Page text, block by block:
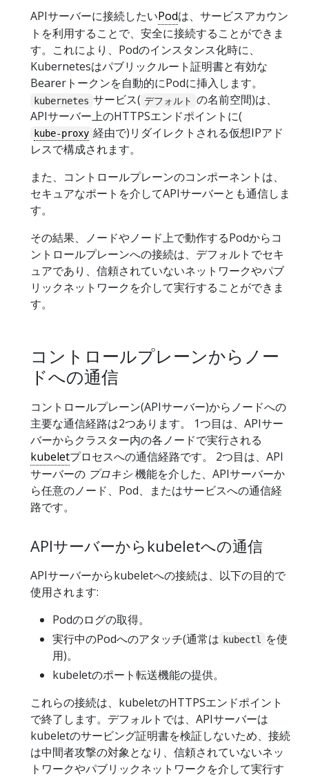
APIサーバーに接続したいPodは、サービスアカウン
トを利用することで、安全に接続することができま
す。これにより、Podのインスタンス化時に、
Kubernetesはパブリックルート証明書と有効な
Bearerトークンを自動的にPodに挿入します。
kubernetes サービス( デフォルト の名前空間)は、
APIサーバー上のHTTPSエンドポイントに(
kube-proxy 経由で)リダイレクトされる仮想IPアド
レスで構成されます。
また、コントロールプレーンのコンポーネントは、
セキュアなポートを介してAPIサーバーとも通信しま
す。
その結果、ノードやノード上で動作するPodからコ
ントロールプレーンへの接続は、デフォルトでセキ
ュアであり、信頼されていないネットワークやパブ
リックネットワークを介して実行することができま
す。
コントロールプレーンからノー
ドへの通信
コントロールプレーン(APIサーバー)からノードへの
主要な通信経路は2つあります。 1つ目は、APIサー
バーからクラスター内の各ノードで実行される
kubeletプロセスへの通信経路です。 2つ目は、API
サーバーの プロキシ機能を介した、APIサーバーか
ら任意のノード、Pod、またはサービスへの通信経
路です。
APIサーバーからkubeletへの通信
APIサーバーからkubeletへの接続は、以下の目的で
使用されます:
Podのログの取得。
実行中のPodへのアタッチ(通常は kubectl
を使
用)。
kubeletのポート転送機能の提供。
これらの接続は、kubeletのHTTPSエンドポイント
で終了します。デフォルトでは、APIサーバーは
kubeletのサービング証明書を検証しないため、接続
は中間者攻撃の対象となり、信頼されていないネッ
トワークやパブリックネットワークを介して実行す